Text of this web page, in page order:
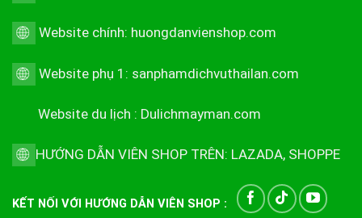
Website chính: huongdanvienshop.com
Website phụ 1: sanphamdichvuthailan.com
Website du lịch : Dulichmayman.com
HƯỚNG DẪN VIÊN SHOP TRÊN: LAZADA, SHOPPE
KẾT NỐI VỚI HƯỚNG DẪN VIÊN SHOP :